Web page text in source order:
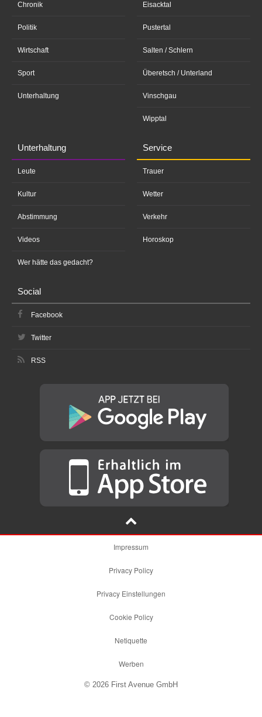
Chronik
Politik
Wirtschaft
Sport
Unterhaltung
Eisacktal
Pustertal
Salten / Schlern
Überetsch / Unterland
Vinschgau
Wipptal
Unterhaltung
Leute
Kultur
Abstimmung
Videos
Wer hätte das gedacht?
Service
Trauer
Wetter
Verkehr
Horoskop
Social
Facebook
Twitter
RSS
Impressum
Privacy Policy
Privacy Einstellungen
Cookie Policy
Netiquette
Werben
© 2026 First Avenue GmbH